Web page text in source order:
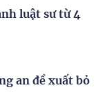
luật sư từ 4
an đề xuất bỏ